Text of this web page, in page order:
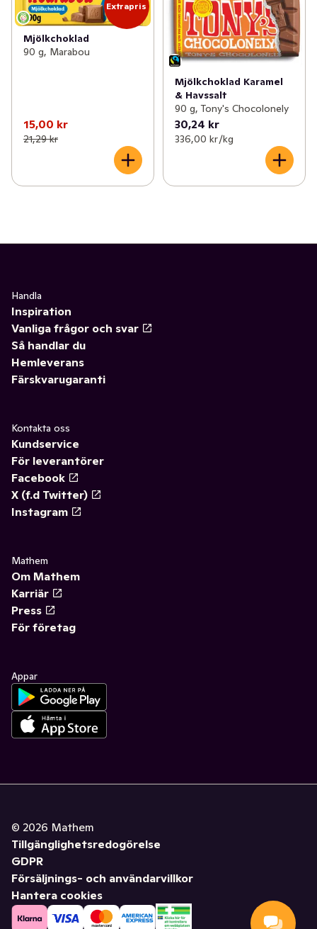
Extrapris
Mjölkchoklad
90 g, Marabou
15,00 kr
21,29 kr
Mjölkchoklad Karamel
& Havssalt
90 g, Tony's Chocolonely
30,24 kr
336,00 kr /kg
Handla
Inspiration
Vanliga frågor och svar
Så handlar du
Hemleverans
Färskvarugaranti
Kontakta oss
Kundservice
För leverantörer
Facebook
X (f.d Twitter)
Instagram
Mathem
Om Mathem
Karriär
Press
För företag
Appar
© 2026 Mathem
Tillgänglighetsredogörelse
GDPR
Försäljnings- och användarvillkor
Hantera cookies